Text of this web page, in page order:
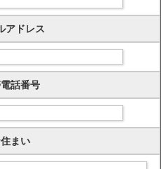
アドレス
話番号
まい